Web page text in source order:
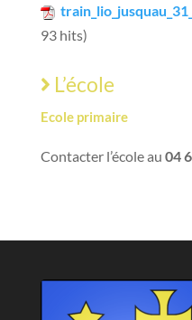
93 hits)
L’école
Ecole primaire
Contacter l’école au 04